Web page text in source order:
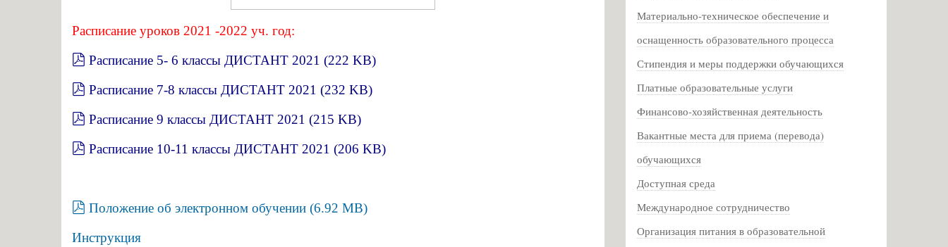
Расписание уроков 2021 -2022 уч. год:
pdf
Расписание 5- 6 классы ДИСТАНТ 2021 (222 KB)
pdf
Расписание 7-8 классы ДИСТАНТ 2021 (232 KB)
pdf
Расписание 9 классы ДИСТАНТ 2021 (215 KB)
pdf
Расписание 10-11 классы ДИСТАНТ 2021 (206 KB)
pdf
Положение об электронном обучении (6.92 MB)
Инструкция
Материально-техническое обеспечение и
оснащенность образовательного процесса
Стипендия и меры поддержки обучающихся
Платные образовательные услуги
Финансово-хозяйственная деятельность
Вакантные места для приема (перевода)
обучающихся
Доступная среда
Международное сотрудничество
Организация питания в образовательной